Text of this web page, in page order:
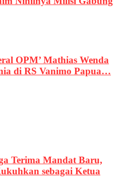
OPM’ Mathias Wenda
di RS Vanimo Papua…
Terima Mandat Baru,
sebagai Ketua